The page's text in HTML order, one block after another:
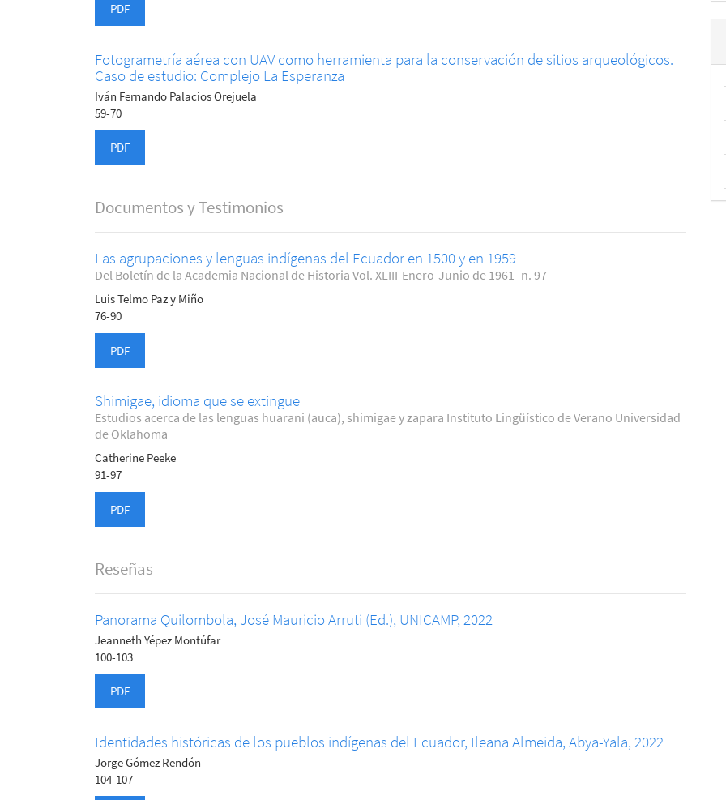
PDF
Fotogrametría aérea con UAV como herramienta para la conservación de sitios arqueológicos.
Caso de estudio: Complejo La Esperanza
Iván Fernando Palacios Orejuela
59-70
PDF
Documentos y Testimonios
Las agrupaciones y lenguas indígenas del Ecuador en 1500 y en 1959
Del Boletín de la Academia Nacional de Historia Vol. XLIII-Enero-Junio de 1961- n. 97
Luis Telmo Paz y Miño
76-90
PDF
Shimigae, idioma que se extingue
Estudios acerca de las lenguas huarani (auca), shimigae y zapara Instituto Lingüístico de Verano Universidad
de Oklahoma
Catherine Peeke
91-97
PDF
Reseñas
Panorama Quilombola, José Mauricio Arruti (Ed.), UNICAMP, 2022
Jeanneth Yépez Montúfar
100-103
PDF
Identidades históricas de los pueblos indígenas del Ecuador, Ileana Almeida, Abya-Yala, 2022
Jorge Gómez Rendón
104-107